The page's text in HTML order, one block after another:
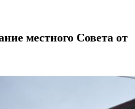
местного Совета от